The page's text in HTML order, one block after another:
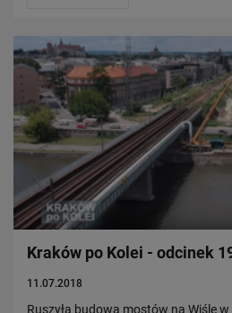
Kraków po Kolei - odcinek
11.07.2018
Ruszyła budowa mostów na Wiśle